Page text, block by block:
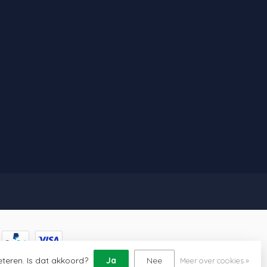
Is dat akkoord? Ja Nee Meer over cookies »